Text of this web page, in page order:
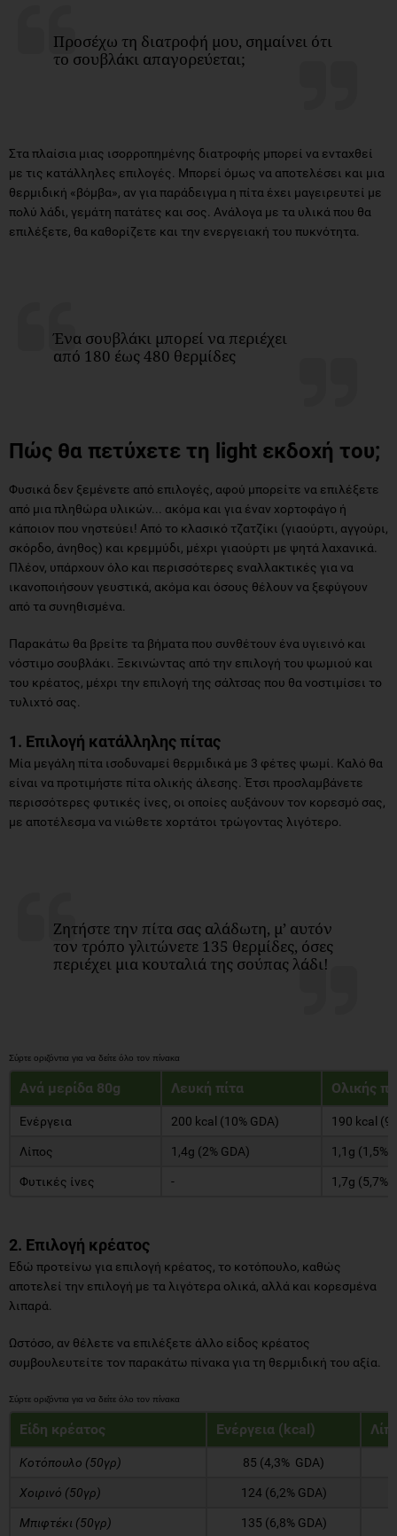
Προσέχω τη διατροφή μου, σημαίνει ότι
το σουβλάκι απαγορεύεται;
Στα πλαίσια μιας ισορροπημένης διατροφής μπορεί να ενταχθεί
με τις κατάλληλες επιλογές. Μπορεί όμως να αποτελέσει και μια
θερμιδική «βόμβα», αν για παράδειγμα η πίτα έχει μαγειρευτεί με
πολύ λάδι, γεμάτη πατάτες και σος. Ανάλογα με τα υλικά που θα
επιλέξετε, θα καθορίζετε και την ενεργειακή του πυκνότητα.
Ένα σουβλάκι μπορεί να περιέχει
από 180 έως 480 θερμίδες
Πώς θα πετύχετε τη light εκδοχή του;
Φυσικά δεν ξεμένετε από επιλογές, αφού μπορείτε να επιλέξετε
από μια πληθώρα υλικών... ακόμα και για έναν χορτοφάγο ή
κάποιον που νηστεύει! Από το κλασικό τζατζίκι (γιαούρτι, αγγούρι,
σκόρδο, άνηθος) και κρεμμύδι, μέχρι γιαούρτι με ψητά λαχανικά.
Πλέον, υπάρχουν όλο και περισσότερες εναλλακτικές για να
ικανοποιήσουν γευστικά, ακόμα και όσους θέλουν να ξεφύγουν
από τα συνηθισμένα.
Παρακάτω θα βρείτε τα βήματα που συνθέτουν ένα υγιεινό και
νόστιμο σουβλάκι. Ξεκινώντας από την επιλογή του ψωμιού και
του κρέατος, μέχρι την επιλογή της σάλτσας που θα νοστιμίσει το
τυλιχτό σας.
1. Επιλογή κατάλληλης πίτας
Μία μεγάλη πίτα ισοδυναμεί θερμιδικά με 3 φέτες ψωμί. Καλό θα
είναι να προτιμήστε πίτα ολικής άλεσης. Έτσι προσλαμβάνετε
περισσότερες φυτικές ίνες, οι οποίες αυξάνουν τον κορεσμό σας,
με αποτέλεσμα να νιώθετε χορτάτοι τρώγοντας λιγότερο.
Ζητήστε την πίτα σας αλάδωτη, μ’ αυτόν
τον τρόπο γλιτώνετε 135 θερμίδες, όσες
περιέχει μια κουταλιά της σούπας λάδι!
Ανά μερίδα 80g Λευκή πίτα Ολικής
Ενέργεια 200 kcal (10% GDA) 190 kcal
Λίπος 1,4g (2% GDA) 1,1g (1,5%
Φυτικές ίνες - 1,7g (5,7%
2. Επιλογή κρέατος
Εδώ προτείνω για επιλογή κρέατος, το κοτόπουλο, καθώς
αποτελεί την επιλογή με τα λιγότερα ολικά, αλλά και κορεσμένα
λιπαρά.
Ωστόσο, αν θέλετε να επιλέξετε άλλο είδος κρέατος
συμβουλευτείτε τον παρακάτω πίνακα για τη θερμιδική του αξία.
Είδη κρέατος Ενέργεια (kcal)
Κοτόπουλο (50γρ) 85 (4,3% GDA)
Χοιρινό (50γρ) 124 (6,2% GDA)
Μπιφτέκι (50γρ) 135 (6,8% GDA)